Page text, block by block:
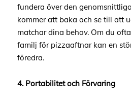
fundera över den
kommer att baka och se till att
matchar dina behov. Om du
familj för pizzaaftnar kan en
föredra.
4. Portabilitet och Förvaring